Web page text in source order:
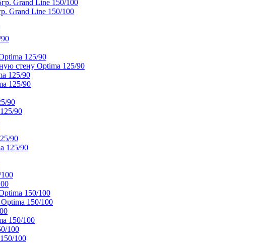
Grand Line 150/100
Grand Line 150/100
125/90
стену Optima 125/90
125/90
125/90
90
90
90
125/90
150/100
150/100
150/100
100
100